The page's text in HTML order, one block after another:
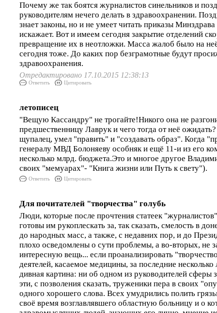
Почему же так боятся журналистов синельников и
руководителям нечего делать в здравоохранении.
знает законы, но и не умеет читать приказы
искажает. Вот и имеем сегодня закрытие отделений
превращение их в неотложки. Масса жалоб было на
сегодня тоже. До каких пор безграмотные будут
здравоохранения.
Отредактировано 17.10.2015 12:38:13
Ответить Цитировать
летописец
"Вещую Кассандру" не трогайте!Никого она не
предшественницу Лаврук и чего тогда от неё
щупалец, умел "править" и "создавать образ". Когда
генералу МВД Болоняеву особняк и ещё 11-и из его
несколько млрд. бюджета.Это и многое другое
своих "мемуарах"- "Книга жизни или Путь к свету").
Ответить Цитировать
Для почитателей "творчества" голубь
Люди, которые после прочтения статеек
готовы им рукоплескать за, так сказать, смелость в
до народных масс, а также, с недавних пор, и до
плохо осведомлены о сути проблемы, а во-вторых, не
интересную вещь... если проанализировать
деятелей, касаемое медицины, за последние несколько
дивная картина: ни об одном из руководителей сферы
эти, с позволения сказать, труженики пера в своих
одного хорошего слова. Всех умудрились полить
своё время возглавлявшего областную больницу и о